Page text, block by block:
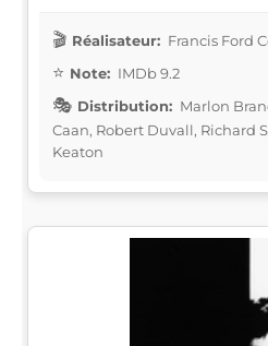
Réalisateur: Francis Ford
Note: IMDb 9.2
Distribution: Marlon
Caan, Robert Duvall, Richard
Keaton